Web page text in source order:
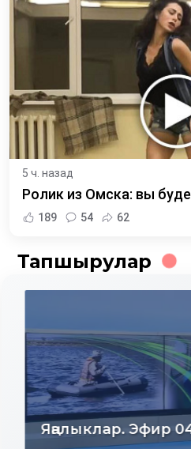
5 ч. назад
Ролик из Омска: вы
189 54 62
Тапшырулар
Яңалыклар. Эфир